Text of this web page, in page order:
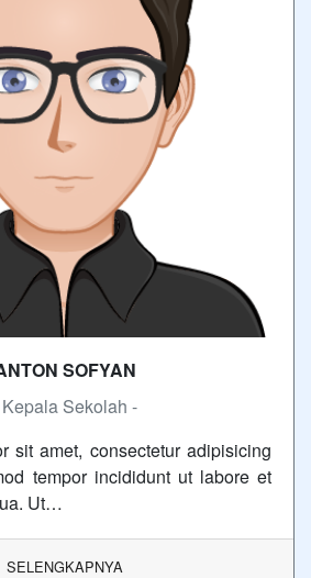
SOFYAN
Sekolah -
sit amet, consectetur adipisicing
tempor incididunt ut labore et
Ut…
SELENGKAPNYA